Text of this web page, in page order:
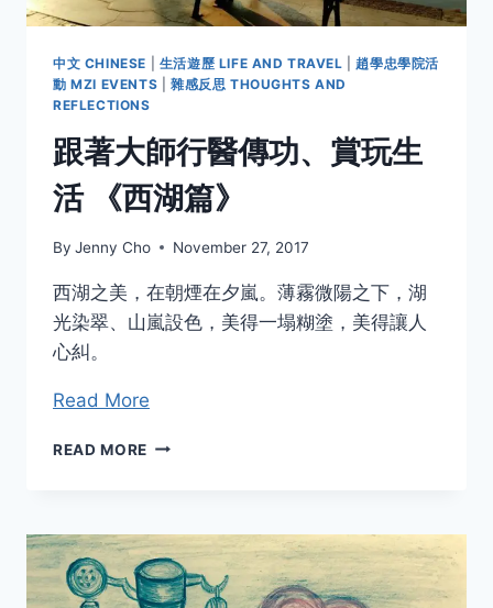
中文 CHINESE 生活遊歷 LIFE AND TRAVEL |趙學忠學院活
動 MZI EVENTS
雜感反思 THOUGHTS AND
REFLECTIONS
跟著大師行醫傳功、賞玩生
活 《西湖篇》
By Jenny Cho November 27, 2017
西湖之美，在朝煙在夕嵐。薄霧微陽之下，湖
光染翠、山嵐設色，美得一塌糊塗，美得讓人
心糾。
Read More
READ MORE 跟
行
醫
傳